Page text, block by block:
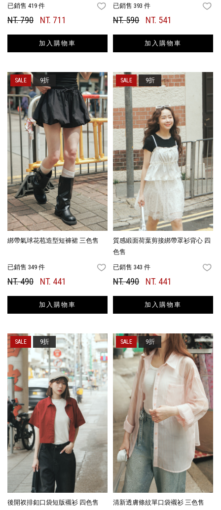
已銷售 419 件 FAVORITES
NT. 790 NT. 711
加入購物車
已銷售 393 件
NT. 590 NT. 541
加入購物車
綁帶氣球花苞造型短褲裙 三色售
已銷售 349 件 FAVORITES
NT. 490 NT. 441
加入購物車
9折
質感緞面荷葉剪接綁帶罩衫背心 四
色售
已銷售 343 件
NT. 490 NT. 441
加入購物車
9折
後開衩排釦口袋短版襯衫 四色售
9折
清新透膚條紋單口袋襯衫 三色售
9折